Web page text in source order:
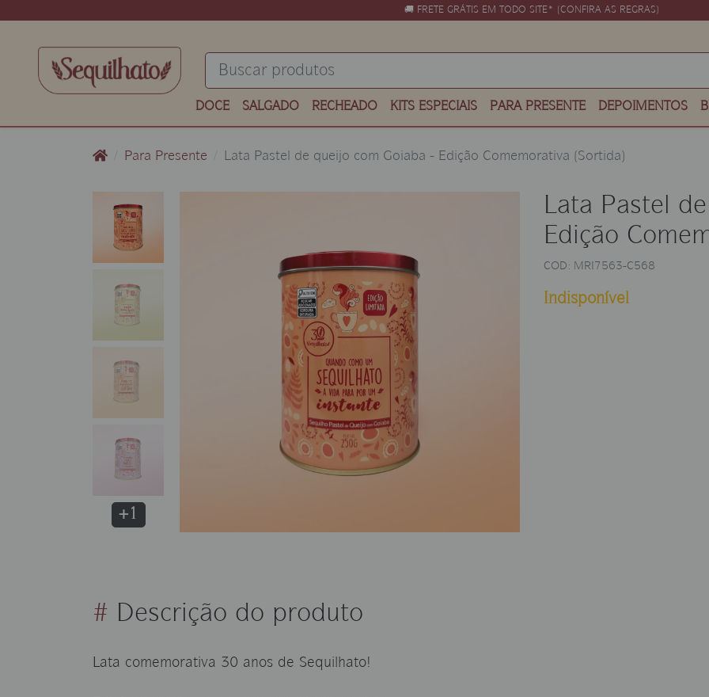
🚚 FRETE GRÁTIS EM TODO SITE* (CONFIRA AS REGRAS)
DOCE SALGADO RECHEADO KITS ESPECIAIS PARA PRESENTE DEPOIMENTOS
Para Presente Lata Pastel de queijo com Goiaba - Edição Comemorativa (Sortida)
+1
Lata Pastel
Edição
COD: MRI7563-C568
Indisponível
# Descrição do produto
Lata comemorativa 30 anos de Sequilhato!